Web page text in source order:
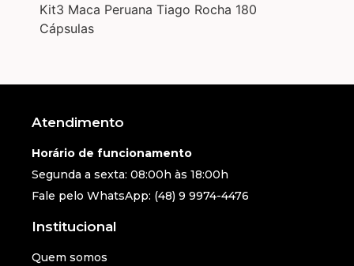
Kit3 Maca Peruana Tiago Rocha 180
Cápsulas
Atendimento
Horário de funcionamento
Segunda a sexta: 08:00h às 18:00h
Fale pelo WhatsApp: (48) 9 9974-4476
Institucional
Quem somos